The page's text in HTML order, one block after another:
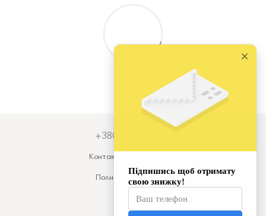
+380679931973
Контактная информация
Полная версия сайта
© 2026